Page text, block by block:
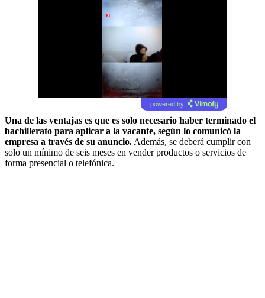
powered by
Una de las ventajas es que es solo necesario haber terminado el
bachillerato para aplicar a la vacante, según lo comunicó la
empresa a través de su anuncio. Además, se deberá cumplir con
solo un mínimo de seis meses en vender productos o servicios de
forma presencial o telefónica.